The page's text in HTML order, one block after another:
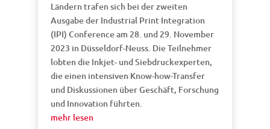
Ländern trafen sich bei der zweiten
Ausgabe der Industrial Print Integration
(IPI) Conference am 28. und 29. November
2023 in Düsseldorf-Neuss. Die Teilnehmer
lobten die Inkjet- und Siebdruckexperten,
die einen intensiven Know-how-Transfer
und Diskussionen über Geschäft, Forschung
und Innovation führten.
mehr lesen